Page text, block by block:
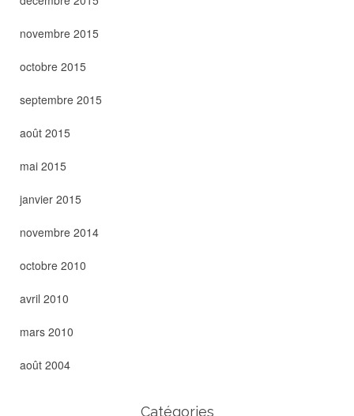
novembre 2015
octobre 2015
septembre 2015
août 2015
mai 2015
janvier 2015
novembre 2014
octobre 2010
avril 2010
mars 2010
août 2004
Catégories